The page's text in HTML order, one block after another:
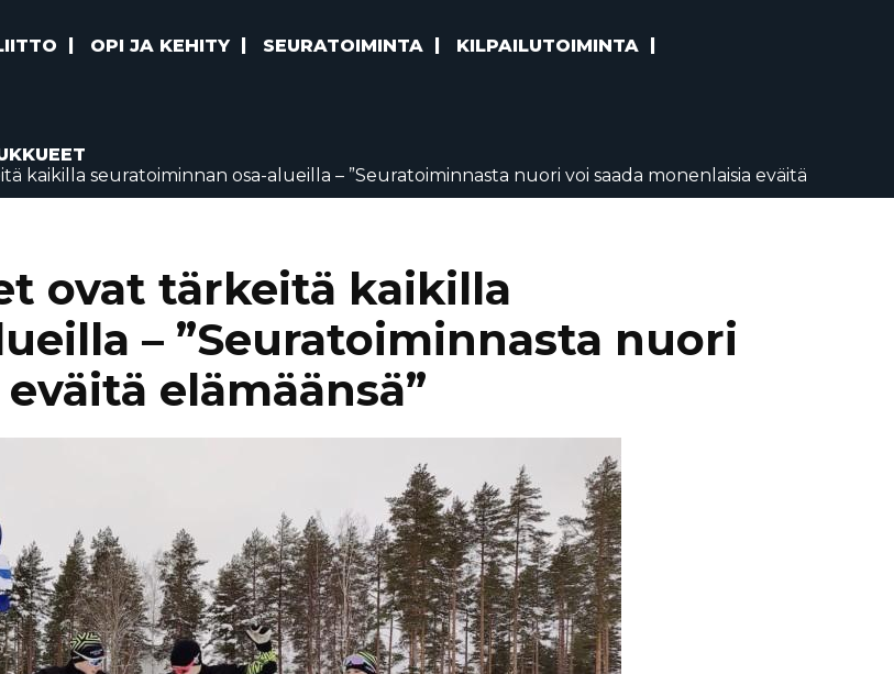
OPI JA KEHITY SEURATOIMINTA KILPAILUTOIMINTA
kaikilla seuratoiminnan osa-alueilla – ”Seuratoiminnasta nuori voi saada monenlaisia eväitä
ovat tärkeitä kaikilla
– ”Seuratoiminnasta nuori
elämäänsä”